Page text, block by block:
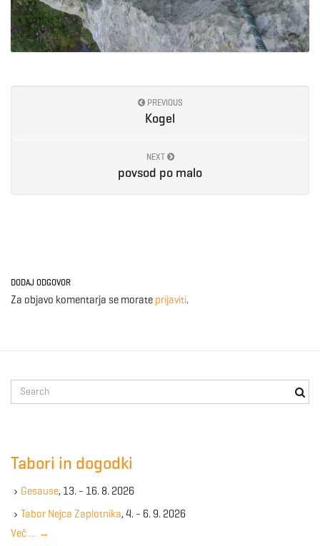
PREVIOUS
Kogel
NEXT
povsod po malo
DODAJ ODGOVOR
Za objavo komentarja se morate prijaviti.
e
e
y
w
Tabori in dogodki
Gesause, 13. - 16. 8. 2026
Tabor Nejca Zaplotnika, 4. - 6. 9. 2026
Več … →